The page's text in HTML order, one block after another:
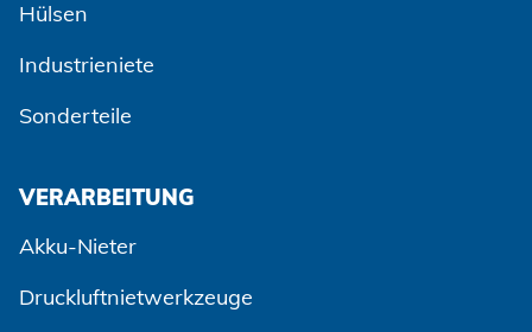
Hülsen
Industrieniete
Sonderteile
VERARBEITUNG
Akku-Nieter
Druckluftnietwerkzeuge